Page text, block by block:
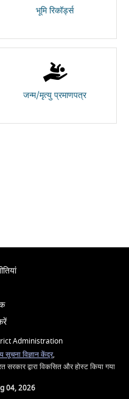
भूमि रिकॉर्ड्स
जन्म/मृत्यु प्रमाणपत्र
Administration
सूचना विज्ञान केंद्र,
सरकार द्वारा विकसित और होस्ट किया गया
04, 2026